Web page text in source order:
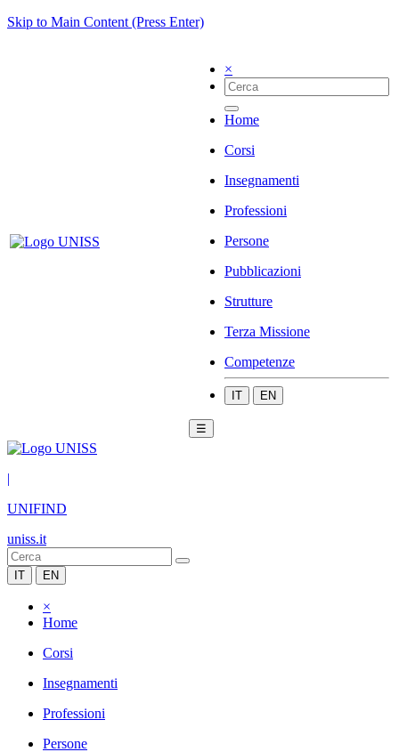
Skip to Main Content (Press Enter)
×
Home
Corsi
Insegnamenti
Professioni
Persone
Pubblicazioni
Strutture
Terza Missione
Competenze
IT EN
☰
|
UNIFIND
uniss.it
IT EN
×
Home
Corsi
Insegnamenti
Professioni
Persone